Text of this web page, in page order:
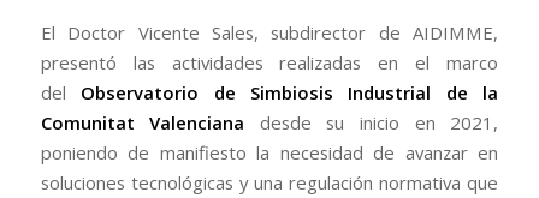
El Doctor Vicente Sales, subdirector de AIDIMME,
presentó las actividades realizadas en el marco
del Observatorio de Simbiosis Industrial de la
Comunitat Valenciana desde su inicio en 2021,
poniendo de manifiesto la necesidad de avanzar en
soluciones tecnológicas y una regulación normativa que